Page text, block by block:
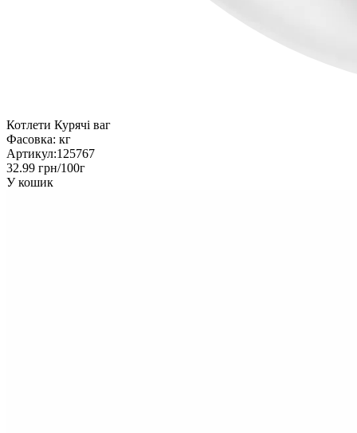
Котлети Курячі ваг
Фасовка: кг
Артикул:125767
32.99 грн/100г
У кошик